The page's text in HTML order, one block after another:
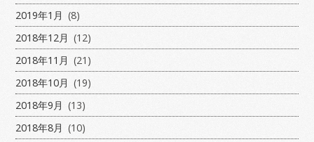
2019年1月 (8)
2018年12月 (12)
2018年11月 (21)
2018年10月 (19)
2018年9月 (13)
2018年8月 (10)